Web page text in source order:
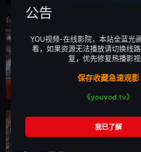
2001 西班牙 悬疑 惊悚
主演： Ezra / Godden /
过度执迷工作以致神经
扰，为缓解压力，他随
播放正片
野探哈莉第五季
其它 悬疑
公告
YOU视频-在线影院，本站全蓝光
看，如果资源无法播放请切换线
复，优先修复热播影视
保存收藏急速观影
《youvod.tv》